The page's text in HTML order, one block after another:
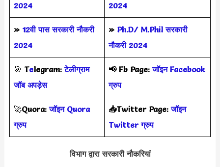
2024
2024
» 12वी पास सरकारी नौकरी
2024
» Ph.D/ M.Phil सरकारी
नौकरी 2024
🎯 Telegram: टेलीग्राम
जॉब अपड़ेस
📢 Fb Page:जॉइन Facebook
ग्रुप
🚀Quora:जॉइन Quora
ग्रुप
📥Twitter Page:जॉइन
Twitter ग्रुप
विभाग द्वारा सरकारी नौकरियां